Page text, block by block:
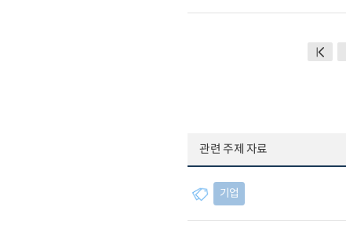
관련 주제 자료
기업